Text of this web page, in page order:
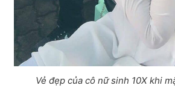
Vẻ đẹp của cô nữ sinh 10X khi